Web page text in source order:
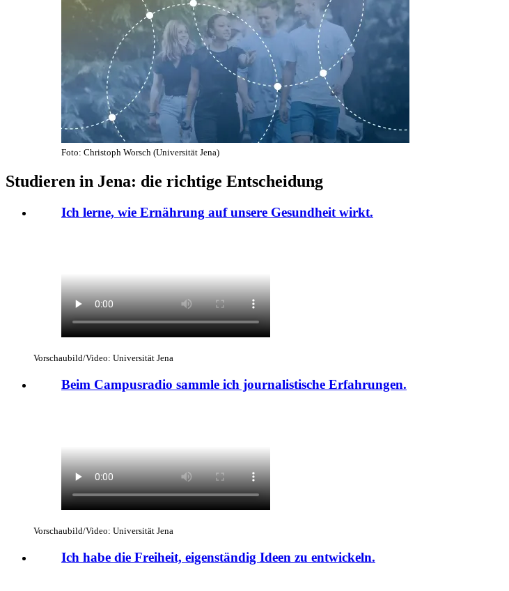
Foto: Christoph Worsch (Universität Jena)
Studieren in Jena: die richtige Entscheidung
Ich lerne, wie Ernährung auf unsere Gesundheit wirkt.
Vorschaubild/Video: Universität Jena
Beim Campusradio sammle ich journalistische Erfahrungen.
Vorschaubild/Video: Universität Jena
Ich habe die Freiheit, eigenständig Ideen zu entwickeln.